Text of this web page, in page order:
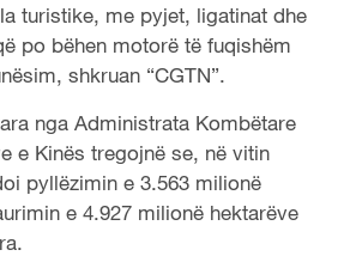
turistike, me pyjet, ligatinat dhe
po bëhen motorë të fuqishëm
shkruan “CGTN”.
nga Administrata Kombëtare
e Kinës tregojnë se, në vitin
pyllëzimin e 3.563 milionë
e 4.927 milionë hektarëve